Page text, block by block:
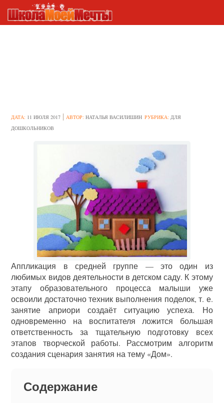
ДАТА: 11 ИЮЛЯ 2017 АВТОР:НАТАЛЬЯ ВАСИЛИШИН РУБРИКА:ДЛЯ
ДОШКОЛЬНИКОВ
Аппликация в средней группе — это один из
любимых видов деятельности в детском саду. К этому
этапу образовательного процесса малыши уже
освоили достаточно техник выполнения поделок, т. е.
занятие априори создаёт ситуацию успеха. Но
одновременно на воспитателя ложится большая
ответственность за тщательную подготовку всех
этапов творческой работы. Рассмотрим алгоритм
создания сценария занятия на тему «Дом».
Содержание